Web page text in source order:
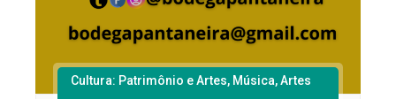
Cultura: Patrimônio e Artes, Música, Artes